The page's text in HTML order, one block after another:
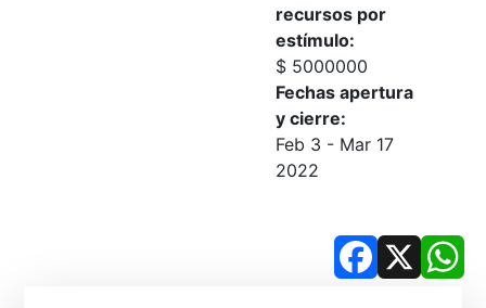
recursos por
estímulo
$ 5000000
Fechas apertura
y cierre
Feb 3 - Mar 17
2022
Facebook
X